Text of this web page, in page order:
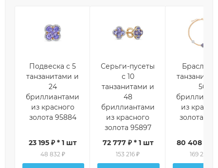
Подвеска с 5
танзанитами и
24
бриллиантами
из красного
золота 95884
23 195 ₽ * 1 шт
48 832 ₽
Серьги-пусеты
с 10
танзанитами и
48
бриллиантами
из красного
золота 95897
72 777 ₽ * 1 шт
153 216 ₽
Браслет
56
из
золота
80 408 ₽ *
169 280 ₽